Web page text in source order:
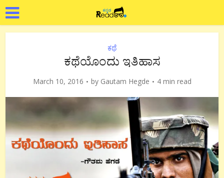
ಕಥೆ
ಕಥೆಯೊಂದು ಇತಿಹಾಸ
March 10, 2016 by Gautam Hegde 4 min read